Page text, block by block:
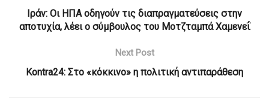
Ιράν: Οι ΗΠΑ οδηγούν τις διαπραγματεύσεις στην
αποτυχία, λέει ο σύμβουλος του Μοτζταμπά Χαμενεΐ
Next Post
Kontra24: Στο «κόκκινο» η πολιτική αντιπαράθεση